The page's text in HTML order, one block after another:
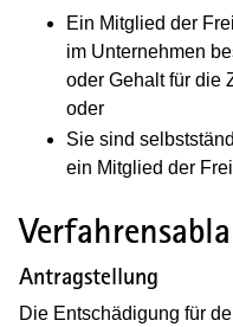
Ein Mitglied der
im Unternehmen
oder Gehalt für die
oder
Sie sind
ein Mitglied der
Antragstellung
Die Entschädigung für